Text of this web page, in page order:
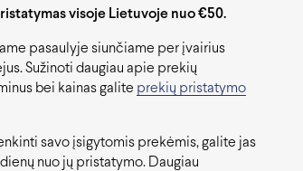
visoje Lietuvoje nuo €50.
pasaulyje siunčiame per įvairius
Sužinoti daugiau apie prekių
bei kainas galite prekių pristatymo
savo įsigytomis prekėmis, galite jas
nuo jų pristatymo. Daugiau